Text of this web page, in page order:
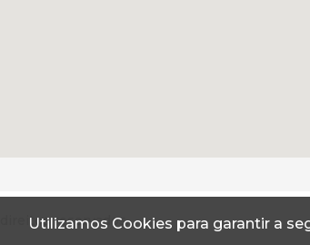
Utilizamos Cookies para garantir a
reservados.